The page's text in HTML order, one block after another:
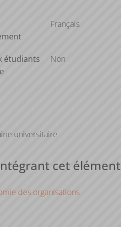
Français
étudiants
Non
universitaire
cet élément
des organisations